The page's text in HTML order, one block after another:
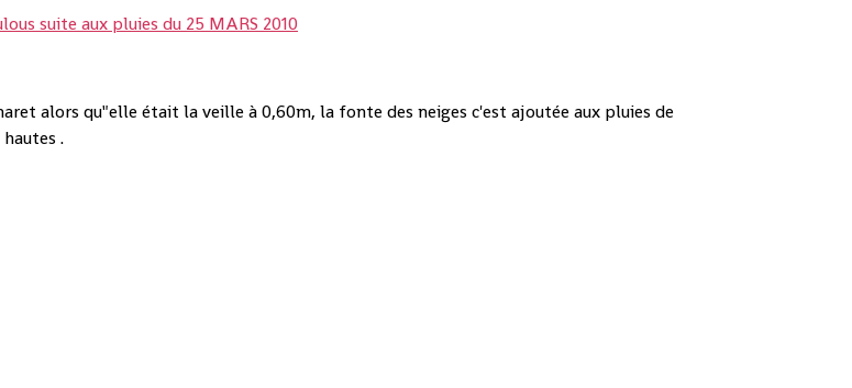
suite aux pluies du 25 MARS 2010
alors qu"elle était la veille à 0,60m, la fonte des neiges c'est ajoutée aux pluies de
.